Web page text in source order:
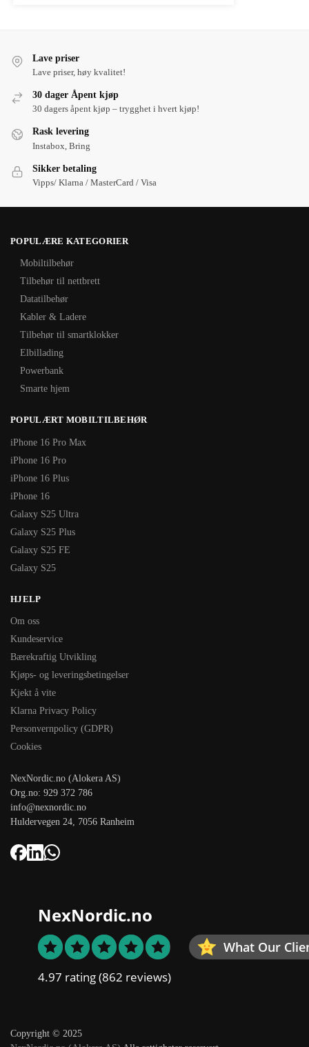
Lave priser
Lave priser, høy kvalitet!
30 dager Åpent kjøp
30 dagers åpent kjøp – trygghet i hvert kjøp!
Rask levering
Instabox, Bring
Sikker betaling
Vipps/ Klarna / MasterCard / Visa
POPULÆRE KATEGORIER
Mobiltilbehør
Tilbehør til nettbrett
Datatilbehør
Kabler & Ladere
Tilbehør til smartklokker
Elbillading
Powerbank
Smarte hjem
POPULÆRT MOBILTILBEHØR
iPhone 16 Pro Max
iPhone 16 Pro
iPhone 16 Plus
iPhone 16
Galaxy S25 Ultra
Galaxy S25 Plus
Galaxy S25 FE
Galaxy S25
HJELP
Om oss
Kundeservice
Bærekraftig Utvikling
Kjøps- og leveringsbetingelser
Kjekt å vite
Klarna Privacy Policy
Personvernpolicy (GDPR)
Cookies
NexNordic.no (Alokera AS)
Org.no: 929 372 786
info@nexnordic.no
Huldervegen 24, 7056 Ranheim
NexNordic.no
What Our
4.97 rating(862 reviews)
Copyright © 2025